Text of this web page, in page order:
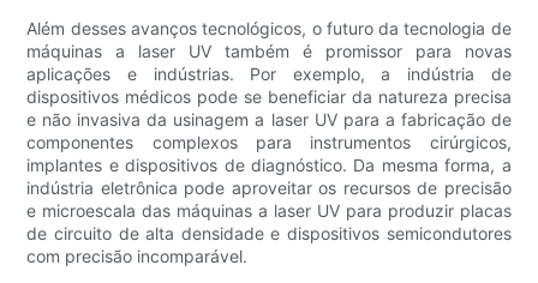
Além desses avanços tecnológicos, o futuro da tecnologia de
máquinas a laser UV também é promissor para novas
aplicações e indústrias. Por exemplo, a indústria de
dispositivos médicos pode se beneficiar da natureza precisa
e não invasiva da usinagem a laser UV para a fabricação de
componentes complexos para instrumentos cirúrgicos,
implantes e dispositivos de diagnóstico. Da mesma forma, a
indústria eletrônica pode aproveitar os recursos de precisão
e microescala das máquinas a laser UV para produzir placas
de circuito de alta densidade e dispositivos semicondutores
com precisão incomparável.